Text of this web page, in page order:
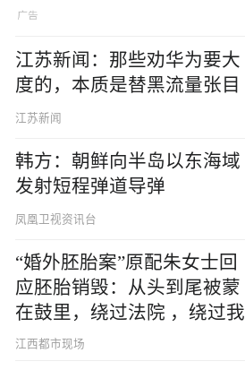
江苏新闻：那些劝华为要大
度的，本质是替黑流量张目
江苏新闻
韩方：朝鲜向半岛以东海域
发射短程弹道导弹
凤凰卫视资讯台
“婚外胚胎案”原配朱女士回
应胚胎销毁：从头到尾被蒙
在鼓里，绕过法院 ，绕过我
江西都市现场